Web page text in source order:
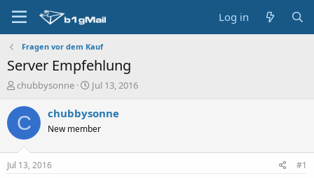
Log in
Fragen vor dem Kauf
Server Empfehlung
T
r
e
a
s
chubbysonne
S
a
t
Jul 13, 2016
C chubbysonne
New member
Jul 13, 2016 #1